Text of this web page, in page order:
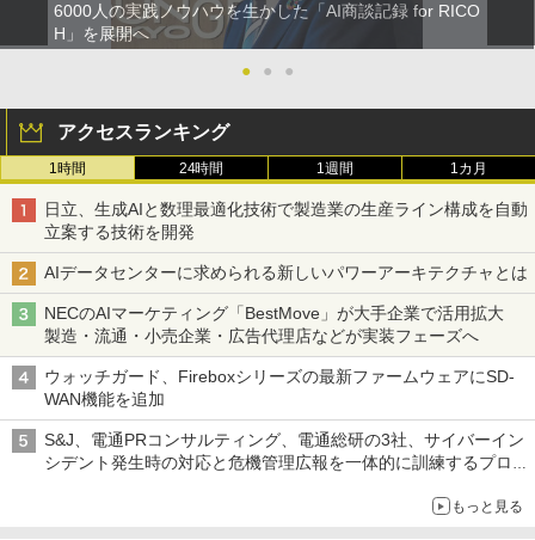
6000人の実践ノウハウを生かした「AI商談記録 for RICO
H」を展開へ
●
● ●
アクセスランキング
1時間 24時間 1週間 1カ月
日立、生成AIと数理最適化技術で製造業の生産ライン構成を自動
立案する技術を開発
AIデータセンターに求められる新しいパワーアーキテクチャとは
NECのAIマーケティング「BestMove」が大手企業で活用拡大
製造・流通・小売企業・広告代理店などが実装フェーズへ
ウォッチガード、Fireboxシリーズの最新ファームウェアにSD-
WAN機能を追加
S&J、電通PRコンサルティング、電通総研の3社、サイバーイン
シデント発生時の対応と危機管理広報を一体的に訓練するプログ
もっと見る